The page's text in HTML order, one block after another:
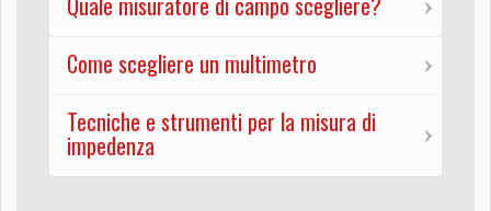
Come scegliere un multimetro
Tecniche e strumenti per la misura di
impedenza